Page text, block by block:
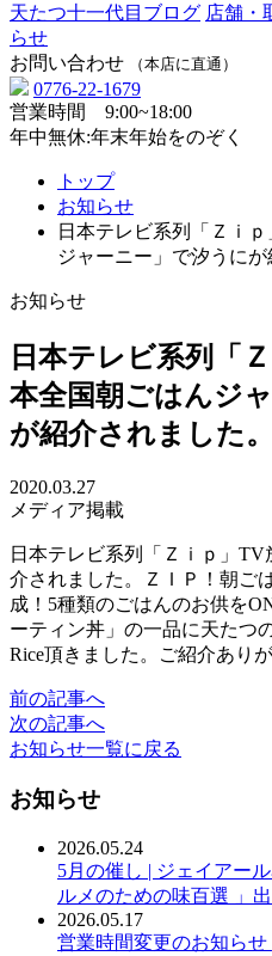
天たつ十一代目ブログ 店舗・
らせ
お問い合わせ
（本店に直通）
0776-22-1679
営業時間 9:00~18:00
年中無休:年末年始をのぞく
トップ
お知らせ
日本テレビ系列「Ｚｉ
ジャーニー」で汐うにが
お知らせ
日本テレビ系列「
本全国朝ごはんジ
が紹介されました。
2020.03.27
メディア掲載
日本テレビ系列「Ｚｉｐ」
介されました。ＺＩＰ！朝ご
成！5種類のごはんのお供を
ーティン丼」の一品に天たつ
Rice頂きました。ご紹介あり
前の記事へ
次の記事へ
お知らせ一覧に戻る
お知らせ
2026.05.24
5月の催し | ジェイアー
ルメのための味百選 」
2026.05.17
営業時間変更のお知らせ